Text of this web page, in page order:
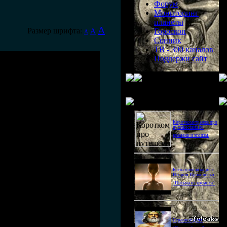
Размер шрифта: A A A
Форум
Мониторинг
планеты
Гороскоп
Сонник
ТВ - 300 каналов
Поддержи сайт
Короткометражка про
путешествия во
времени и эгоизм.
Битва цивилизаций с
Игорем Прокопенко.
"Письма из космоса"
Странное дело.